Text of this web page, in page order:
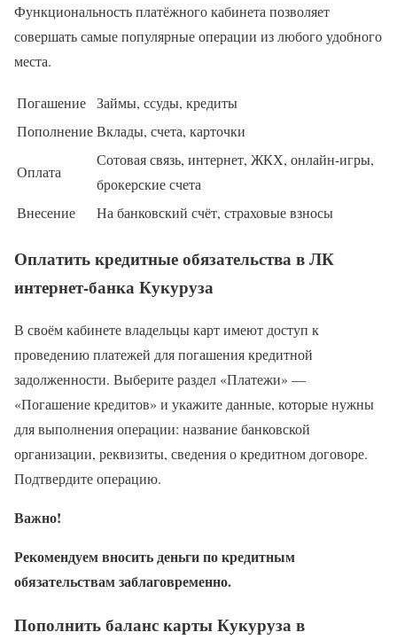
Функциональность платёжного кабинета позволяет
совершать самые популярные операции из любого удобного
места.
Погашение Займы, ссуды, кредиты
ПополнениеВклады, счета, карточки
Оплата
Сотовая связь, интернет, ЖКХ, онлайн-игры,
брокерские счета
Внесение
На банковский счёт, страховые взносы
Оплатить кредитные обязательства в ЛК
интернет-банка Кукуруза
В своём кабинете владельцы карт имеют доступ к
проведению платежей для погашения кредитной
задолженности. Выберите раздел «Платежи» —
«Погашение кредитов» и укажите данные, которые нужны
для выполнения операции: название банковской
организации, реквизиты, сведения о кредитном договоре.
Подтвердите операцию.
Важно!
Рекомендуем вносить деньги по кредитным
обязательствам заблаговременно.
Пополнить баланс карты Кукуруза в